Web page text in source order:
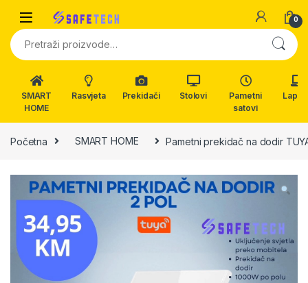
0
Pretraži:
SMART
HOME
Rasvjeta Prekidači Stolovi
Pametni
satovi
Početna SMART HOME Pametni prekidač na dodir